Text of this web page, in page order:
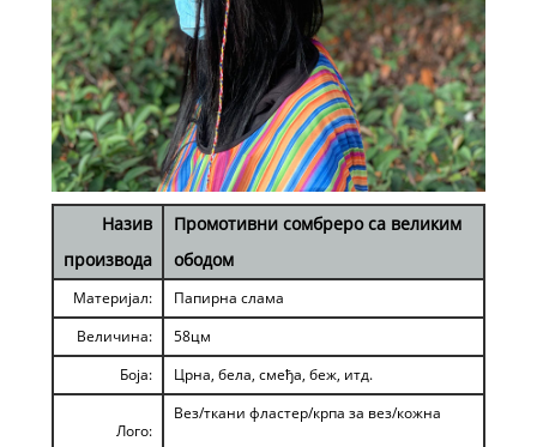
Назив
производа
Промотивни сомбреро са великим
ободом
Материјал:
Папирна слама
Величина:
58цм
Боја:
Црна, бела, смеђа, беж, итд.
Лого:
Вез/ткани фластер/крпа за вез/кожна